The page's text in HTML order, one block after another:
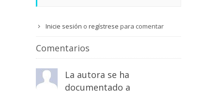
Inicie sesión o regístrese para comentar
Comentarios
La autora se ha
documentado a